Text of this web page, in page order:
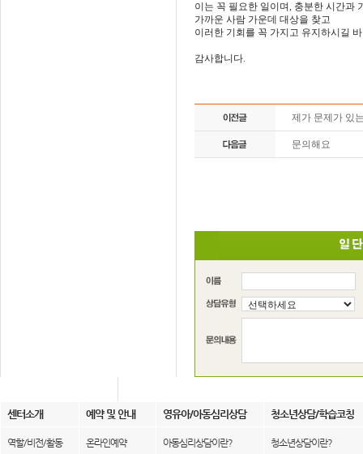
이는 꼭 필요한 일이며, 충분한 시간과
가까운 사람 가운데 대상을 찾고
이러한 기회를 꼭 가지고 유지하시길
감사합니다.
제가 문제가 있
문의해요
센터소개 예약 및 안내 영유아/아동심리상담 청소년상담/학습코칭
역할/비전/활동
온라인예약
아동심리상담이란?
청소년상담이란?